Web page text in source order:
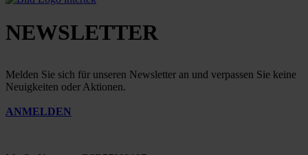
NEWSLETTER
Melden Sie sich für unseren Newsletter an und verpassen Sie keine
Neuigkeiten oder Aktionen.
ANMELDEN